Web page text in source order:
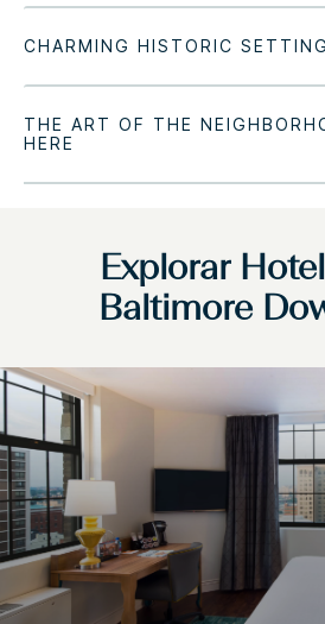
Explorar
Baltimore